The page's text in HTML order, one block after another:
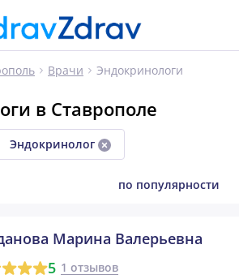
Врачи Эндокринологи
в Ставрополе
Эндокринолог
по популярности
Марина Валерьевна
5 1 отзывов